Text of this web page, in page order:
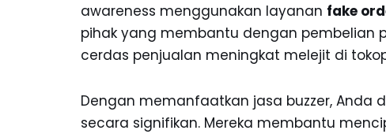
awareness menggunakan layanan fake
pihak yang membantu dengan pembelian
cerdas penjualan meningkat melejit di
Dengan memanfaatkan jasa buzzer, Anda
secara signifikan. Mereka membantu